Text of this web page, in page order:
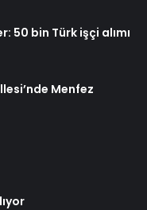
50 bin Türk işçi alımı
Menfez